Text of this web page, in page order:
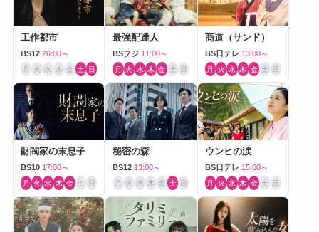
工作都市
BS12 26:00～
月 火 水 木 金 土 日
最強配達人
BSフジ 11:00～
月 火 水 木 金 土 日
商道（サンド）
BS日テレ 13:00～
月 火 水 木 金 土 日
財閥家の末息子
BS10 17:00～
月 火 水 木 金 土 日
秘密の森
BS12 13:00～
月 火 水 木 金 土 日
ウンヒの涙
BS日テレ 15:00～
月 火 水 木 金 土 日